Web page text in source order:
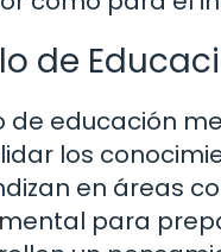
de
de educación
los
en áreas
para